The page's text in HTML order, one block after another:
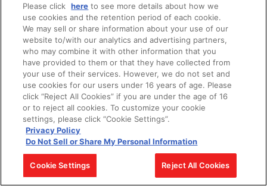
privacypolicy
Do Not Sell or Share My
Personal Information
ウェブサイトご利用条件
ソーシャルメディアポリシー
個人情報保護方針
お問い合わせ
©BANDAI
コピーライト一覧を表示する
Please click here to see more details about how we
use cookies and the retention period of each cookie.
We may sell or share information about your use of our
website to/with our analytics and advertising partners,
who may combine it with other information that you
have provided to them or that they have collected from
your use of their services. However, we do not set and
use cookies for our users under 16 years of age. Please
click “Reject All Cookies” if you are under the age of 16
or to reject all cookies. To customize your cookie
settings, please click “Cookie Settings”.
Privacy Policy
Do Not Sell or Share My Personal Information
Cookie Settings Reject All Cookies